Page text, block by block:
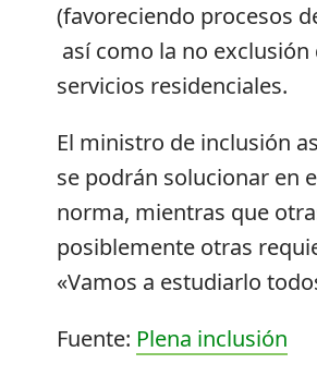
(favoreciendo procesos
así como la no
servicios residenciales.
El ministro de inclusión
se podrán solucionar en
norma, mientras que
posiblemente otras
«Vamos a estudiarlo
Fuente: Plena inclusión